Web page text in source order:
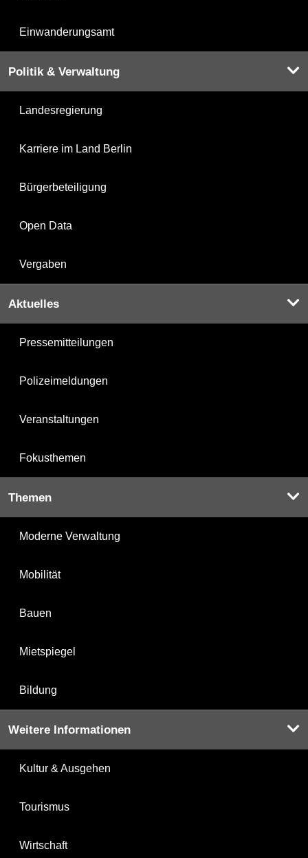
Einwanderungsamt
Politik & Verwaltung
Landesregierung
Karriere im Land Berlin
Bürgerbeteiligung
Open Data
Vergaben
Aktuelles
Pressemitteilungen
Polizeimeldungen
Veranstaltungen
Fokusthemen
Themen
Moderne Verwaltung
Mobilität
Bauen
Mietspiegel
Bildung
Weitere Informationen
Kultur & Ausgehen
Tourismus
Wirtschaft